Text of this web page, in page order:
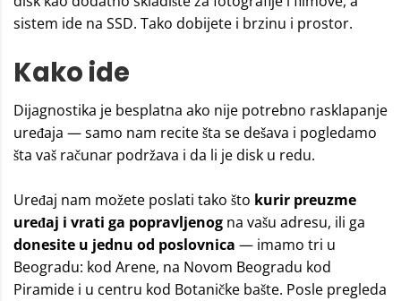
sistem ide na SSD. Tako dobijete i brzinu i prostor.
Kako ide
Dijagnostika je besplatna ako nije potrebno rasklapanje
uređaja — samo nam recite šta se dešava i pogledamo
šta vaš računar podržava i da li je disk u redu.
Uređaj nam možete poslati tako što kurir preuzme
uređaj i vrati ga popravljenog na vašu adresu, ili ga
donesite u jednu od poslovnica — imamo tri u
Beogradu: kod Arene, na Novom Beogradu kod
Piramide i u centru kod Botaničke bašte. Posle pregleda